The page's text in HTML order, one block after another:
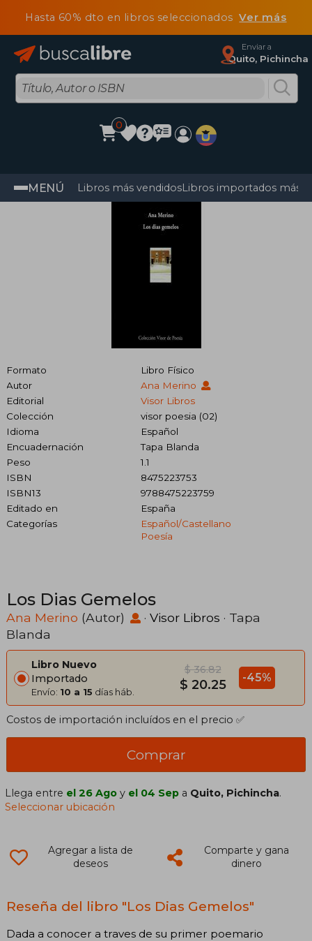
Hasta 60% dto en libros seleccionadosVer más
Enviar a
Quito, Pichincha
0
MENÚ Libros más vendidosLibros importados más
Formato
Libro Físico
Autor
Ana Merino
Editorial
Visor Libros
Colección
visor poesia (02)
Idioma
Español
Encuadernación
Tapa Blanda
Peso
1.1
ISBN
8475223753
ISBN13
9788475223759
Editado en
España
Categorías
Español/castellano
Poesía
Los Dias Gemelos
Ana Merino (Autor) · Visor Libros · Tapa
Blanda
Libro Nuevo
Importado
Envío: 10 a 15 días háb.
$ 36.82
$ 20.25 -45%
Costos de importación incluídos en el precio ✅
Comprar
Llega entre el 26 Ago y el 04 Sep a Quito, Pichincha.
Seleccionar ubicación
Agregar a lista de
deseos
Comparte y gana
dinero
Reseña del libro "Los Dias Gemelos"
Dada a conocer a traves de su primer poemario